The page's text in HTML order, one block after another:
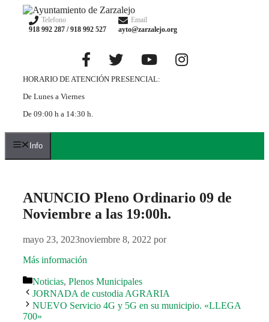
Saltar
contenido
Telefono
918 992 287 / 918 992 527
Email
ayto@zarzalejo.org
HORARIO DE ATENCIÓN PRESENCIAL:
De Lunes a Viernes
De 09:00 h a 14:30 h.
Info
ANUNCIO Pleno Ordinario 09 de
Noviembre a las 19:00h.
mayo 23, 2023noviembre 8, 2022 por
Más información
Categorías
Noticias, Plenos Municipales
JORNADA de custodia AGRARIA
NUEVO Servicio 4G y 5G en su municipio. «LLEGA
700»